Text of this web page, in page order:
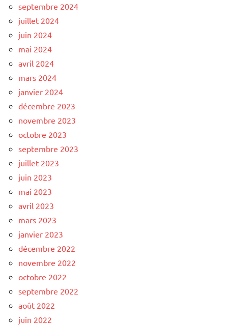
septembre 2024
juillet 2024
juin 2024
mai 2024
avril 2024
mars 2024
janvier 2024
décembre 2023
novembre 2023
octobre 2023
septembre 2023
juillet 2023
juin 2023
mai 2023
avril 2023
mars 2023
janvier 2023
décembre 2022
novembre 2022
octobre 2022
septembre 2022
août 2022
juin 2022